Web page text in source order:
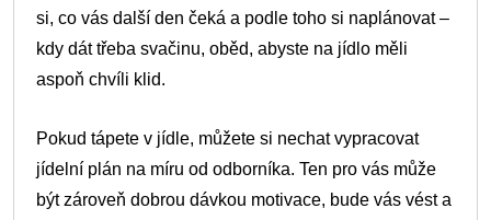
si, co vás další den čeká a podle toho si naplánovat –
kdy dát třeba svačinu, oběd, abyste na jídlo měli
aspoň chvíli klid.
Pokud tápete v jídle, můžete si nechat vypracovat
jídelní plán na míru od odborníka. Ten pro vás může
být zároveň dobrou dávkou motivace, bude vás vést a